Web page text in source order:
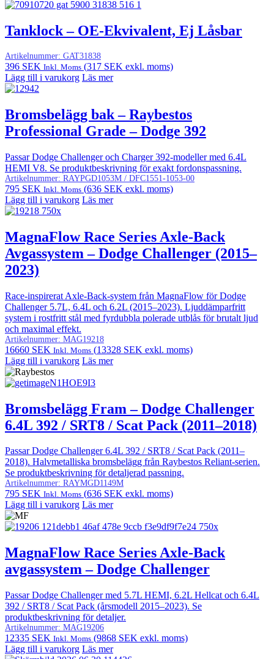
Tanklock – OE-Ekvivalent, Ej Låsbar
Artikelnummer: GAT31838
396 SEK Inkl. Moms (317 SEK exkl. moms)
Lägg till i varukorg Läs mer
Bromsbelägg bak – Raybestos
Professional Grade – Dodge 392
Passar Dodge Challenger och Charger 392-modeller med 6.4L
HEMI V8. Se produktbeskrivning för exakt fordonspassning.
Artikelnummer: RAYPGD1053M / DFC1551-1053-00
795 SEK Inkl. Moms (636 SEK exkl. moms)
Lägg till i varukorg Läs mer
MagnaFlow Race Series Axle-Back
Avgassystem – Dodge Challenger (2015–
2023)
Race-inspirerat Axle-Back-system från MagnaFlow för Dodge
Challenger 5.7L, 6.4L och 6.2L (2015–2023). Ljuddämparfritt
system i rostfritt stål med fyrdubbla polerade utblås för brutalt ljud
och maximal effekt.
Artikelnummer: MAG19218
16660 SEK Inkl. Moms (13328 SEK exkl. moms)
Lägg till i varukorg Läs mer
Bromsbelägg Fram – Dodge Challenger
6.4L 392 / SRT8 / Scat Pack (2011–2018)
Passar Dodge Challenger 6.4L 392 / SRT8 / Scat Pack (2011–
2018). Halvmetalliska bromsbelägg från Raybestos Reliant-serien.
Se produktbeskrivning för detaljerad passning.
Artikelnummer: RAYMGD1149M
795 SEK Inkl. Moms (636 SEK exkl. moms)
Lägg till i varukorg Läs mer
MagnaFlow Race Series Axle-Back
avgassystem – Dodge Challenger
Passar Dodge Challenger med 5.7L HEMI, 6.2L Hellcat och 6.4L
392 / SRT8 / Scat Pack (årsmodell 2015–2023). Se
produktbeskrivning för detaljer.
Artikelnummer: MAG19206
12335 SEK Inkl. Moms (9868 SEK exkl. moms)
Lägg till i varukorg Läs mer